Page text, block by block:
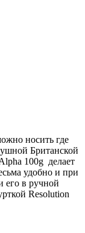
носить где
Британской
100g делает
удобно и при
его в ручной
Resolution